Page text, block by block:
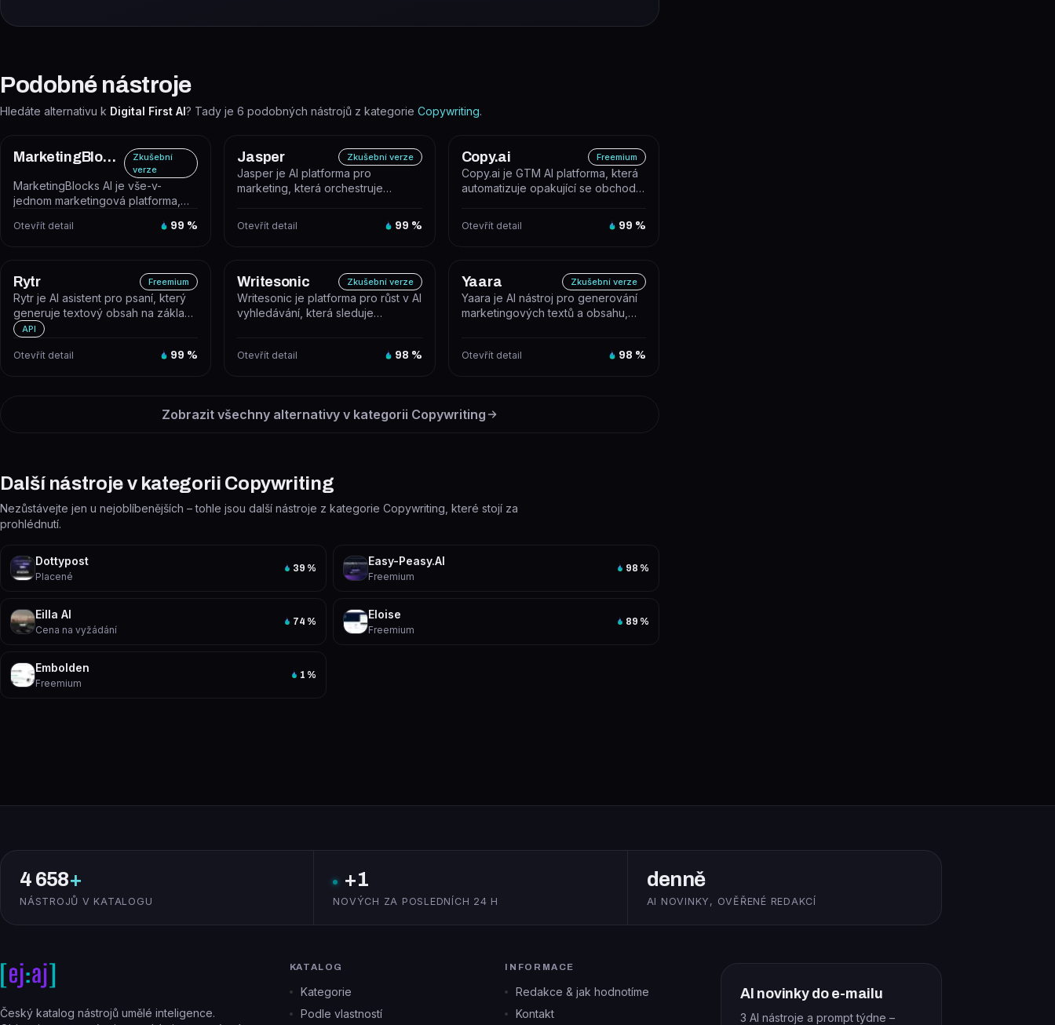
Podobné nástroje
Hledáte alternativu k Digital First AI? Tady je 6 podobných nástrojů z kategorie Copywriting.
MarketingBlocks AI
Zkušební
verze
MarketingBlocks AI je vše-v-
jednom marketingová platforma,
p...
Otevřít detail 99 %
Jasper Zkušební verze
Jasper je AI platforma pro
marketing, která orchestruje
Otevřít detail 99 %
Copy.ai Freemium
Copy.ai je GTM AI platforma, která
automatizuje opakující se obchodní
Otevřít detail 99 %
Rytr Freemium
Rytr je AI asistent pro psaní, který
generuje textový obsah na základě
vybraných šablon a uživat...
API
Otevřít detail 99 %
Writesonic Zkušební verze
Writesonic je platforma pro růst v AI
vyhledávání, která sleduje
Otevřít detail 98 %
Yaara Zkušební verze
Yaara je AI nástroj pro generování
marketingových textů a obsahu,
Otevřít detail 98 %
Zobrazit všechny alternativy v kategorii Copywriting
Další nástroje v kategorii Copywriting
Nezůstávejte jen u nejoblíbenějších – tohle jsou další nástroje z kategorie Copywriting, které stojí za
prohlédnutí.
Dottypost
Placené
39 %
Easy-Peasy.AI
Freemium
98 %
Eilla AI
Cena na vyžádání
74 %
Eloise
Freemium
89 %
Embolden
Freemium
1 %
4 658+
NÁSTROJŮ V KATALOGU
+1
NOVÝCH ZA POSLEDNÍCH 24 H
denně
AI NOVINKY, OVĚŘENÉ REDAKCÍ
Český katalog nástrojů umělé inteligence.
KATALOG
Kategorie
Podle vlastností
INFORMACE
Redakce & jak hodnotíme
Kontakt
AI novinky do e-mailu
3 AI nástroje a prompt týdne –